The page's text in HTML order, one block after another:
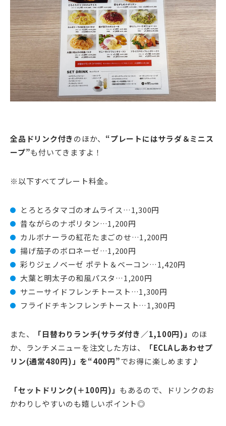
全品ドリンク付きのほか、 “プレートにはサラダ＆ミニス
ープ”も付いてきますよ！
※以下すべてプレート料金。
とろとろタマゴのオムライス…1,300円
昔ながらのナポリタン…1,200円
カルボナーラの紅花たまごのせ…1,200円
揚げ茄子のボロネーゼ…1,200円
彩りジェノベーゼ ポテト＆ベーコン…1,420円
大葉と明太子の和風パスタ…1,200円
サニーサイドフレンチトースト…1,300円
フライドチキンフレンチトースト…1,300円
また、 「日替わりランチ(サラダ付き／1,100円)」 のほ
か、ランチメニューを注文した方は、
「ECLAしあわせプ
リン(通常480円)」を“400円”でお得に楽しめます♪
「セットドリンク(＋100円)」 もあるので、ドリンクのお
かわりしやすいのも嬉しいポイント◎